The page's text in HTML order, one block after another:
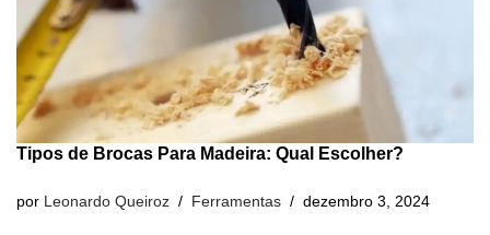
Tipos de Brocas Para Madeira: Qual Escolher?
por Leonardo Queiroz Ferramentas dezembro 3, 2024